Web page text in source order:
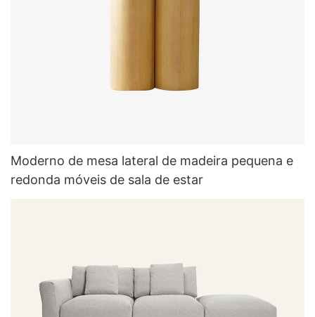
Moderno de mesa lateral de madeira pequena e
redonda móveis de sala de estar